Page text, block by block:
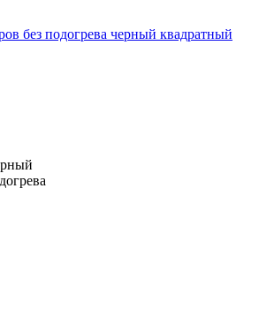
без подогрева черный квадратный